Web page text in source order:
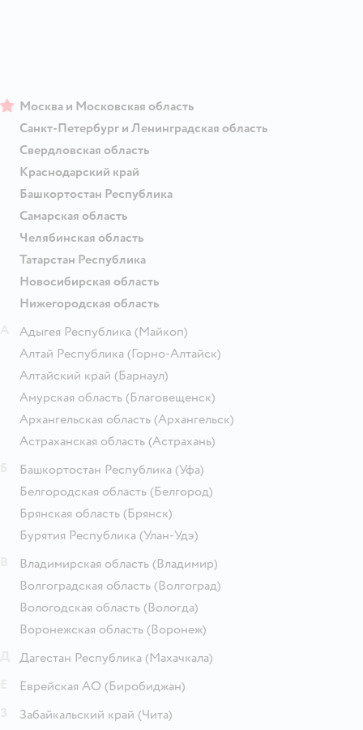
Москва и Московская область
Санкт-Петербург и Ленинградская область
Свердловская область
Краснодарский край
Башкортостан Республика
Самарская область
Челябинская область
Татарстан Республика
Новосибирская область
Нижегородская область
Адыгея Республика (Майкоп)
Алтай Республика (Горно-Алтайск)
Алтайский край (Барнаул)
Амурская область (Благовещенск)
Архангельская область (Архангельск)
Астраханская область (Астрахань)
Башкортостан Республика (Уфа)
Белгородская область (Белгород)
Брянская область (Брянск)
Бурятия Республика (Улан-Удэ)
Владимирская область (Владимир)
Волгоградская область (Волгоград)
Вологодская область (Вологда)
Воронежская область (Воронеж)
Дагестан Республика (Махачкала)
Еврейская АО (Биробиджан)
Забайкальский край (Чита)